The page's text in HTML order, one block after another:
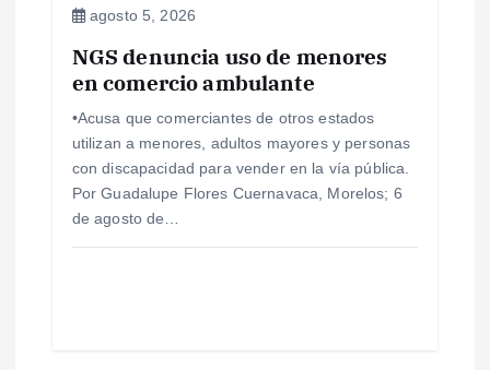
agosto 5, 2026
NGS denuncia uso de menores
en comercio ambulante
•Acusa que comerciantes de otros estados
utilizan a menores, adultos mayores y personas
con discapacidad para vender en la vía pública.
Por Guadalupe Flores Cuernavaca, Morelos; 6
de agosto de…